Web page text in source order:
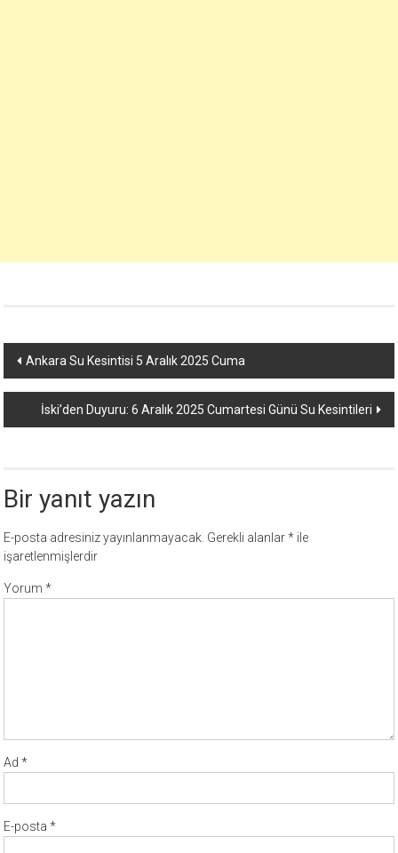
Yazı
dolaşımı
Ankara Su Kesintisi 5 Aralık 2025 Cuma
İski’den Duyuru: 6 Aralık 2025 Cumartesi Günü Su Kesintileri
Bir yanıt yazın
E-posta adresiniz yayınlanmayacak. Gerekli alanlar* ile
işaretlenmişlerdir
Yorum*
Ad*
E-posta*